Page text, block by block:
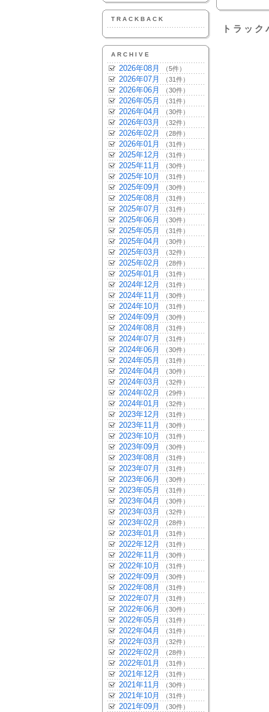
TRACKBACK
ARCHIVE
2026年08月 （5件）
2026年07月 （31件）
2026年06月 （30件）
2026年05月 （31件）
2026年04月 （30件）
2026年03月 （32件）
2026年02月 （28件）
2026年01月 （31件）
2025年12月 （31件）
2025年11月 （30件）
2025年10月 （31件）
2025年09月 （30件）
2025年08月 （31件）
2025年07月 （31件）
2025年06月 （30件）
2025年05月 （31件）
2025年04月 （30件）
2025年03月 （32件）
2025年02月 （28件）
2025年01月 （31件）
2024年12月 （31件）
2024年11月 （30件）
2024年10月 （31件）
2024年09月 （30件）
2024年08月 （31件）
2024年07月 （31件）
2024年06月 （30件）
2024年05月 （31件）
2024年04月 （30件）
2024年03月 （32件）
2024年02月 （29件）
2024年01月 （32件）
2023年12月 （31件）
2023年11月 （30件）
2023年10月 （31件）
2023年09月 （30件）
2023年08月 （31件）
2023年07月 （31件）
2023年06月 （30件）
2023年05月 （31件）
2023年04月 （30件）
2023年03月 （32件）
2023年02月 （28件）
2023年01月 （31件）
2022年12月 （31件）
2022年11月 （30件）
2022年10月 （31件）
2022年09月 （30件）
2022年08月 （31件）
2022年07月 （31件）
2022年06月 （30件）
2022年05月 （31件）
2022年04月 （31件）
2022年03月 （32件）
2022年02月 （28件）
2022年01月 （31件）
2021年12月 （31件）
2021年11月 （30件）
2021年10月 （31件）
2021年09月 （30件）
トラッ